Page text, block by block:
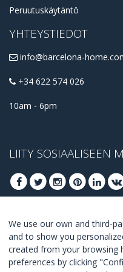
Peruutuskäytäntö
YHTEYSTIEDOT
info@barcelona-
+34 622 574 026
10am - 6pm
LIITY SOSIAALISEEN
LIITY SAADAKSESI
We use our own and third-
and to show you
created from your browsing
preferences by clicking